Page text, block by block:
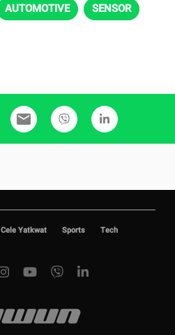
AUTOMOTIVE SENSOR
email
Cele Yatkwat Sports Tech